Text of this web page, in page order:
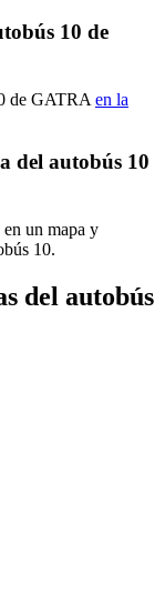
10 de
de GATRA en la
del autobús 10
un mapa y
10.
del autobús